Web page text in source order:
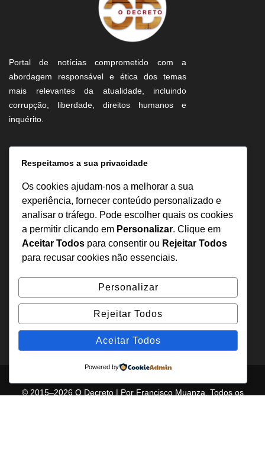
Portal de notícias comprometido com a
abordagem responsável e ética dos temas
mais relevantes da atualidade, incluindo
corrupção, liberdade, direitos humanos e
inquérito.
Informação
Sobre Nós
Estatuto Editorial
Inquérito
Denuncia
Política de Privacidade
Contactos
+244 957 277 922
denuncia@odecreto.com
Angola - Luanda, Viana
© 2015–2026 O Decreto | Por Francisco Muanza. Todos os
Respeitamos a sua privacidade
Os cookies ajudam-nos a melhorar a sua
experiência, fornecer conteúdo personalizado e
analisar o tráfego. Pode escolher quais os cookies
a permitir clicando em Personalizar. Clique em
Aceitar Todos para consentir ou Rejeitar Todos
para recusar cookies não essenciais.
Personalizar
Rejeitar Todos
Aceitar Todos
Powered by